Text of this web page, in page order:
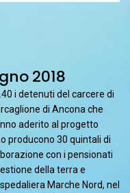
2018
i detenuti del carcere di
di Ancona che
aderito al progetto
producono 30 quintali di
con i pensionati
della terra e
Marche Nord, nel